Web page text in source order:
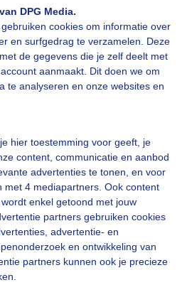
DPG Media.
cookies om informatie over
en surfgedrag te verzamelen. Deze
de gegevens die je zelf deelt met
aanmaakt. Dit doen we om
te analyseren en onze websites en
hier toestemming voor geeft, je
content, communicatie en aanbod
advertenties te tonen, en voor
met 4 mediapartners. Ook content
enkel getoond met jouw
partners gebruiken cookies
advertentie- en
en ontwikkeling van
partners kunnen ook je precieze
geduld aub...